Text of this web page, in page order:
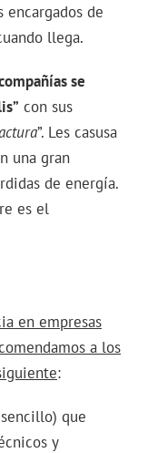
de
llega.
se
con sus
”. Les casusa
una gran
de energía.
es el
en empresas
a los
:
que
y